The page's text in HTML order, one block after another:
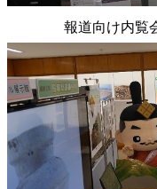
報道向け内覧